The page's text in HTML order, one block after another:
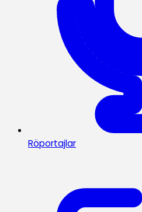
Röportajlar